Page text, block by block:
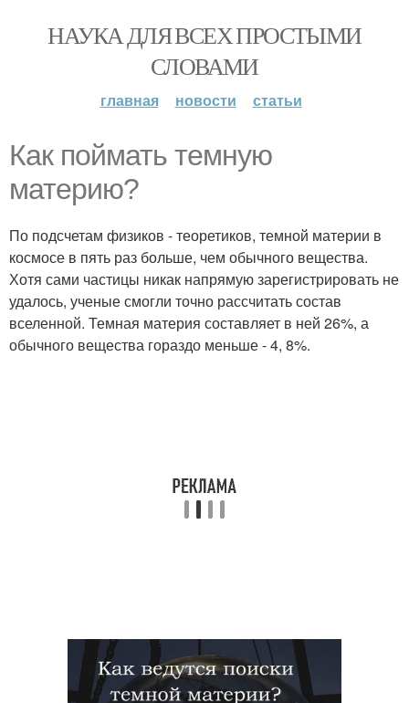
НАУКА ДЛЯ ВСЕХ ПРОСТЫМИ
СЛОВАМИ
главная новости статьи
Как поймать темную
материю?
По подсчетам физиков - теоретиков, темной материи в
космосе в пять раз больше, чем обычного вещества.
Хотя сами частицы никак напрямую зарегистрировать не
удалось, ученые смогли точно рассчитать состав
вселенной. Темная материя составляет в ней 26%, а
обычного вещества гораздо меньше - 4, 8%.